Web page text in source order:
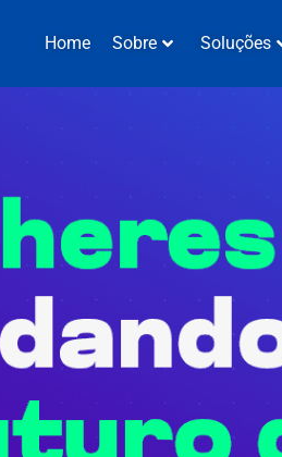
Home Sobre Soluções